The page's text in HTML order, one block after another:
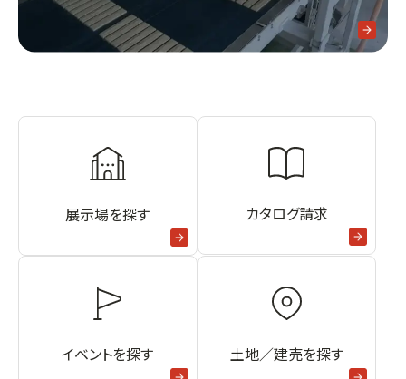
展示場を探す カタログ請求
イベントを探す 土地／建売を探す